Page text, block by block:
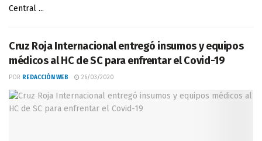
Central ...
Cruz Roja Internacional entregó insumos y equipos
médicos al HC de SC para enfrentar el Covid-19
POR REDACCIÓN WEB 26/03/2020